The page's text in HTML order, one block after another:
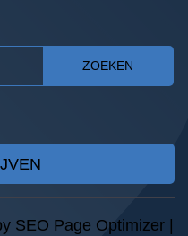
ZOEKEN
SEO Page Optimizer |